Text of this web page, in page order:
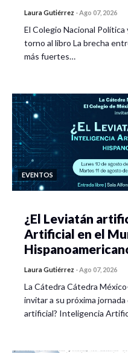
Laura Gutiérrez -Ago 07, 2026
El Colegio Nacional
torno al libro La brecha
más fuertes…
EVENTOS
¿El Leviatán
Artificial en el
Laura Gutiérrez -Ago 07, 2026
La Cátedra Cátedra
invitar a su próxima
artificial? Inteligencia